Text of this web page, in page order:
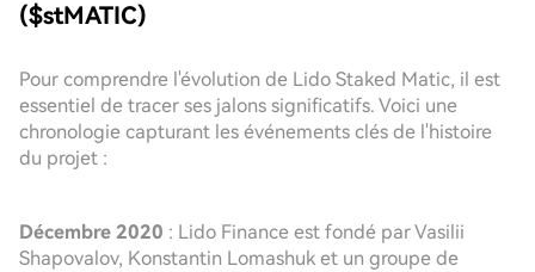
($stMATIC)
Pour comprendre l'évolution de Lido Staked Matic, il est
essentiel de tracer ses jalons significatifs. Voici une
chronologie capturant les événements clés de l'histoire
du projet :
Décembre 2020 : Lido Finance est fondé par Vasilii
Shapovalov, Konstantin Lomashuk et un groupe de